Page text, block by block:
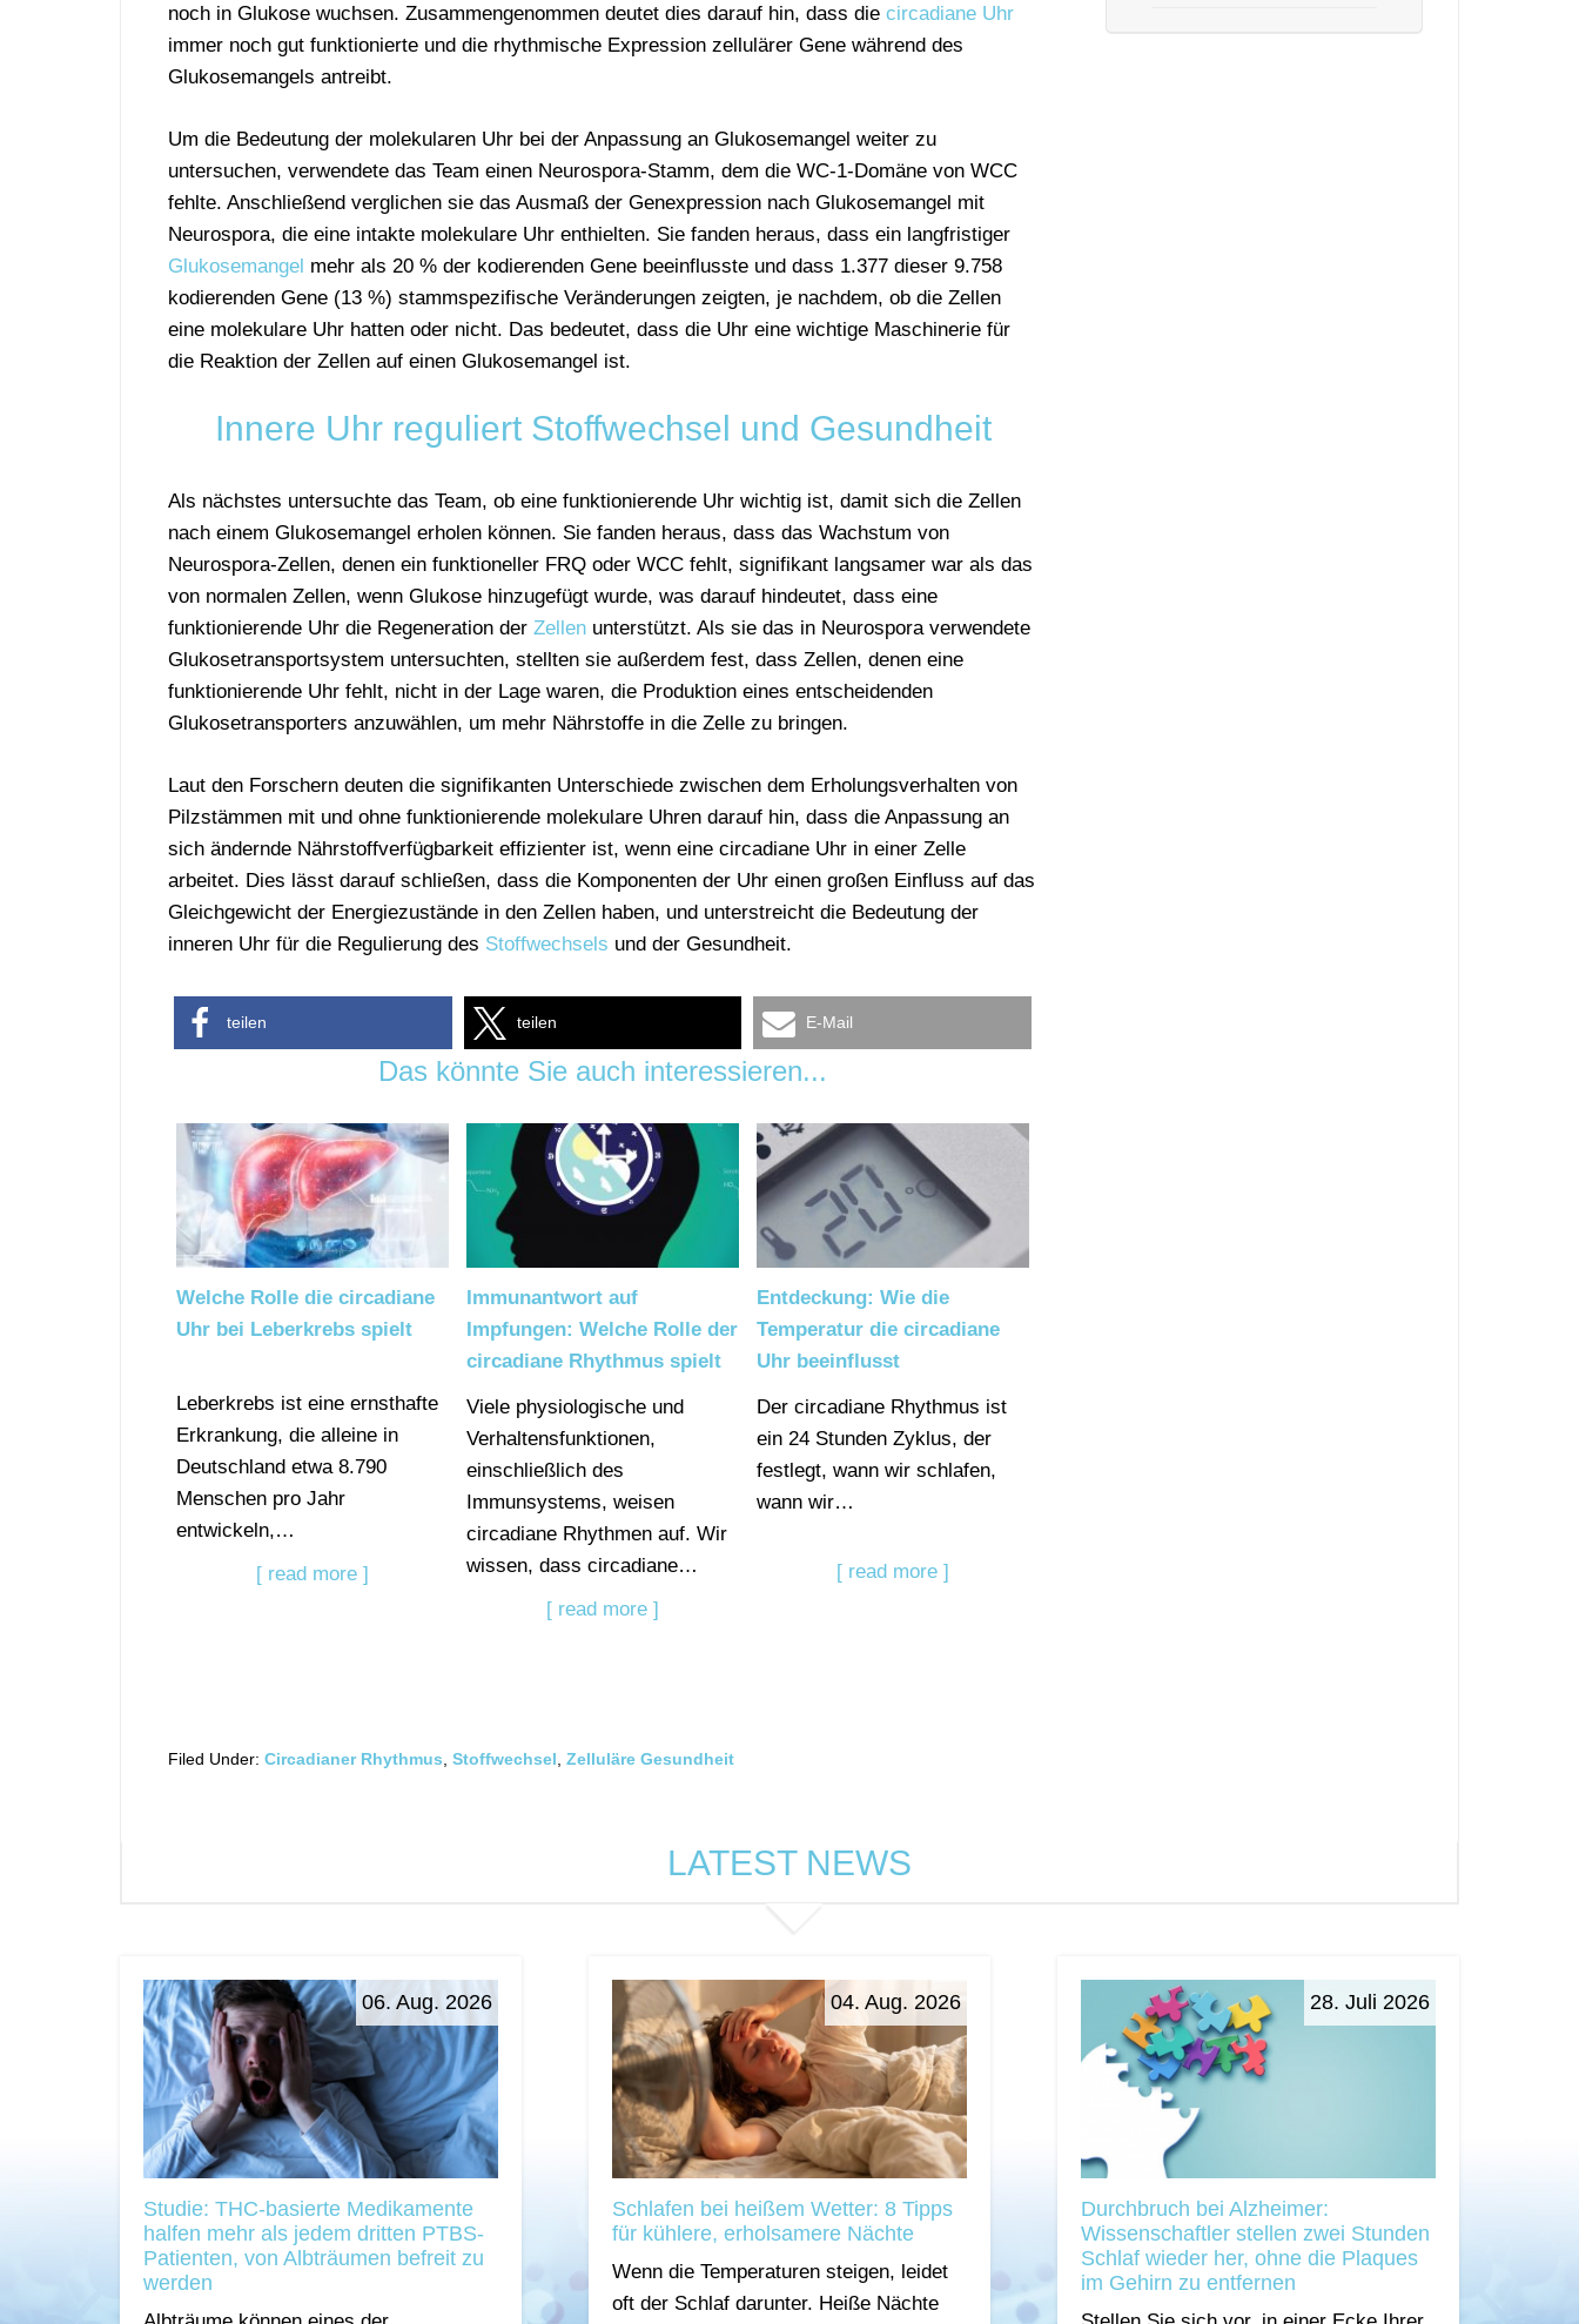
noch in Glukose wuchsen. Zusammengenommen deutet dies darauf hin, dass die circadiane Uhr
immer noch gut funktionierte und die rhythmische Expression zellulärer Gene während des
Glukosemangels antreibt.
Um die Bedeutung der molekularen Uhr bei der Anpassung an Glukosemangel weiter zu
untersuchen, verwendete das Team einen Neurospora-Stamm, dem die WC-1-Domäne von WCC
fehlte. Anschließend verglichen sie das Ausmaß der Genexpression nach Glukosemangel mit
Neurospora, die eine intakte molekulare Uhr enthielten. Sie fanden heraus, dass ein langfristiger
Glukosemangel mehr als 20 % der kodierenden Gene beeinflusste und dass 1.377 dieser 9.758
kodierenden Gene (13 %) stammspezifische Veränderungen zeigten, je nachdem, ob die Zellen
eine molekulare Uhr hatten oder nicht. Das bedeutet, dass die Uhr eine wichtige Maschinerie für
die Reaktion der Zellen auf einen Glukosemangel ist.
Innere Uhr reguliert Stoffwechsel und Gesundheit
Als nächstes untersuchte das Team, ob eine funktionierende Uhr wichtig ist, damit sich die Zellen
nach einem Glukosemangel erholen können. Sie fanden heraus, dass das Wachstum von
Neurospora-Zellen, denen ein funktioneller FRQ oder WCC fehlt, signifikant langsamer war als das
von normalen Zellen, wenn Glukose hinzugefügt wurde, was darauf hindeutet, dass eine
funktionierende Uhr die Regeneration der Zellen unterstützt. Als sie das in Neurospora verwendete
Glukosetransportsystem untersuchten, stellten sie außerdem fest, dass Zellen, denen eine
funktionierende Uhr fehlt, nicht in der Lage waren, die Produktion eines entscheidenden
Glukosetransporters anzuwählen, um mehr Nährstoffe in die Zelle zu bringen.
Laut den Forschern deuten die signifikanten Unterschiede zwischen dem Erholungsverhalten von
Pilzstämmen mit und ohne funktionierende molekulare Uhren darauf hin, dass die Anpassung an
sich ändernde Nährstoffverfügbarkeit effizienter ist, wenn eine circadiane Uhr in einer Zelle
arbeitet. Dies lässt darauf schließen, dass die Komponenten der Uhr einen großen Einfluss auf das
Gleichgewicht der Energiezustände in den Zellen haben, und unterstreicht die Bedeutung der
inneren Uhr für die Regulierung des Stoffwechsels und der Gesundheit.
teilen teilen E-Mail
Das könnte Sie auch interessieren...
Welche Rolle die circadiane
Uhr bei Leberkrebs spielt
Leberkrebs ist eine ernsthafte
Erkrankung, die alleine in
Deutschland etwa 8.790
Menschen pro Jahr
entwickeln,…
[ read more ]
Immunantwort auf
Impfungen: Welche Rolle der
circadiane Rhythmus spielt
Viele physiologische und
Verhaltensfunktionen,
einschließlich des
Immunsystems, weisen
circadiane Rhythmen auf. Wir
wissen, dass circadiane…
[ read more ]
Entdeckung: Wie die
Temperatur die circadiane
Uhr beeinflusst
Der circadiane Rhythmus ist
ein 24 Stunden Zyklus, der
festlegt, wann wir schlafen,
wann wir…
[ read more ]
Filed Under: Circadianer Rhythmus Stoffwechsel Zelluläre Gesundheit
LATEST NEWS
06. Aug. 2026
Studie: THC-basierte Medikamente
halfen mehr als jedem dritten PTBS-
Patienten, von Albträumen befreit zu
werden
04. Aug. 2026
Schlafen bei heißem Wetter: 8 Tipps
für kühlere, erholsamere Nächte
Wenn die Temperaturen steigen, leidet
oft der Schlaf darunter. Heiße Nächte
28. Juli 2026
Durchbruch bei Alzheimer:
Wissenschaftler stellen zwei Stunden
Schlaf wieder her, ohne die Plaques
im Gehirn zu entfernen